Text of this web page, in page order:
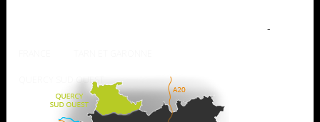
QUERCY SUD OUEST
-